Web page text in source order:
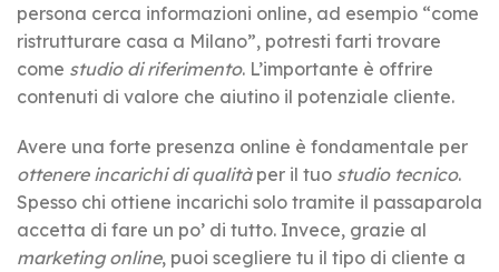
persona cerca informazioni online, ad esempio “come
ristrutturare casa a Milano”, potresti farti trovare
come studio di riferimento. L’importante è offrire
contenuti di valore che aiutino il potenziale cliente.
Avere una forte presenza online è fondamentale per
ottenere incarichi di qualitàper il tuo studio tecnico.
Spesso chi ottiene incarichi solo tramite il passaparola
accetta di fare un po’ di tutto. Invece, grazie al
marketing online, puoi scegliere tu il tipo di cliente a